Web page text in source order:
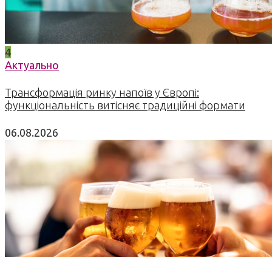
4
Актуально
Трансформація ринку напоїв у Європі:
функціональність витісняє традиційні формати
06.08.2026